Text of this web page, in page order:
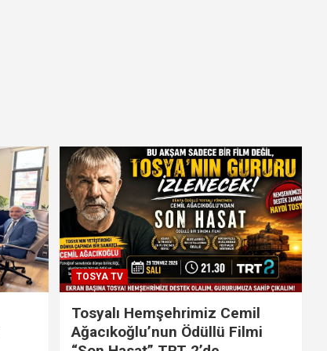
TOSYA TV
Tosyalı Hemşehrimiz Cemil
Ağacıkoğlu’nun Ödüllü Filmi